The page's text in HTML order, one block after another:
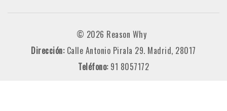
© 2026 Reason Why
Dirección: Calle Antonio Pirala 29. Madrid, 28017
Teléfono: 91 8057172